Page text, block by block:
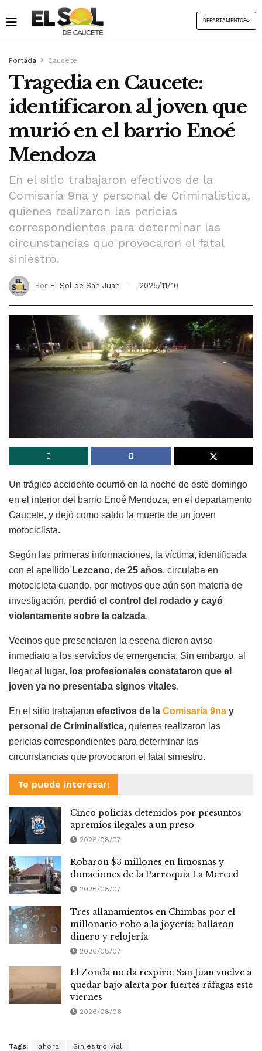
DEPARTAMENTOS
Portada Caucete
Tragedia en Caucete:
identificaron al joven que
murió en el barrio Enoé
Mendoza
En el sitio trabajaron efectivos de la
Comisaría 9na y personal de Criminalística,
quienes realizaron las pericias
correspondientes para determinar las
circunstancias que provocaron el fatal
siniestro.
Por El Sol de San Juan 2025/11/10
Un trágico accidente ocurrió en la noche de este domingo
en el interior del barrio Enoé Mendoza, en el departamento
Caucete, y dejó como saldo la muerte de un joven
motociclista.
Según las primeras informaciones, la víctima, identificada
con el apellido Lezcano, de 25 años, circulaba en
motocicleta cuando, por motivos que aún son materia de
investigación, perdió el control del rodado y cayó
violentamente sobre la calzada.
Vecinos que presenciaron la escena dieron aviso
inmediato a los servicios de emergencia. Sin embargo, al
llegar al lugar, los profesionales constataron que el
joven ya no presentaba signos vitales.
En el sitio trabajaron efectivos de la Comisaría 9na y
personal de Criminalística, quienes realizaron las
pericias correspondientes para determinar las
circunstancias que provocaron el fatal siniestro.
Te puede interesar:
Cinco policías detenidos por presuntos
apremios ilegales a un preso
2026/08/07
Robaron $3 millones en limosnas y
donaciones de la Parroquia La Merced
2026/08/07
Tres allanamientos en Chimbas por el
millonario robo a la joyería: hallaron
dinero y relojería
2026/08/07
El Zonda no da respiro: San Juan vuelve a
quedar bajo alerta por fuertes ráfagas este
viernes
2026/08/06
Tags: ahora Siniestro vial